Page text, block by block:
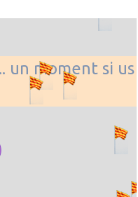
un moment si us